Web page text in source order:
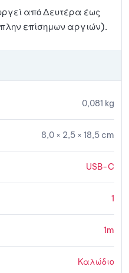
από Δευτέρα έως
επίσημων αργιών).
0,081 kg
8,0 × 2,5 × 18,5 cm
USB-C
1
1m
Καλώδιο